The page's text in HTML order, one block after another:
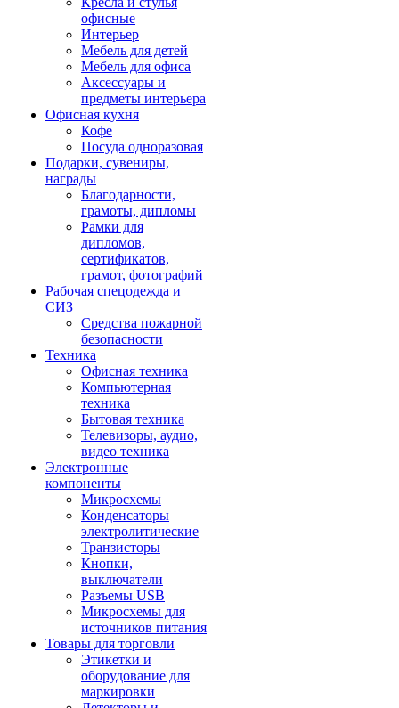
офисные
Интерьер
Мебель для детей
Мебель для офиса
Аксессуары и
предметы интерьера
Офисная кухня
Кофе
Посуда одноразовая
Подарки, сувениры,
награды
Благодарности,
грамоты, дипломы
Рамки для
дипломов,
сертификатов,
грамот, фотографий
Рабочая спецодежда и
СИЗ
Средства пожарной
безопасности
Техника
Офисная техника
Компьютерная
техника
Бытовая техника
Телевизоры, аудио,
видео техника
Электронные
компоненты
Микросхемы
Конденсаторы
электролитические
Транзисторы
Кнопки,
выключатели
Разъемы USB
Микросхемы для
источников питания
Товары для торговли
Этикетки и
оборудование для
маркировки